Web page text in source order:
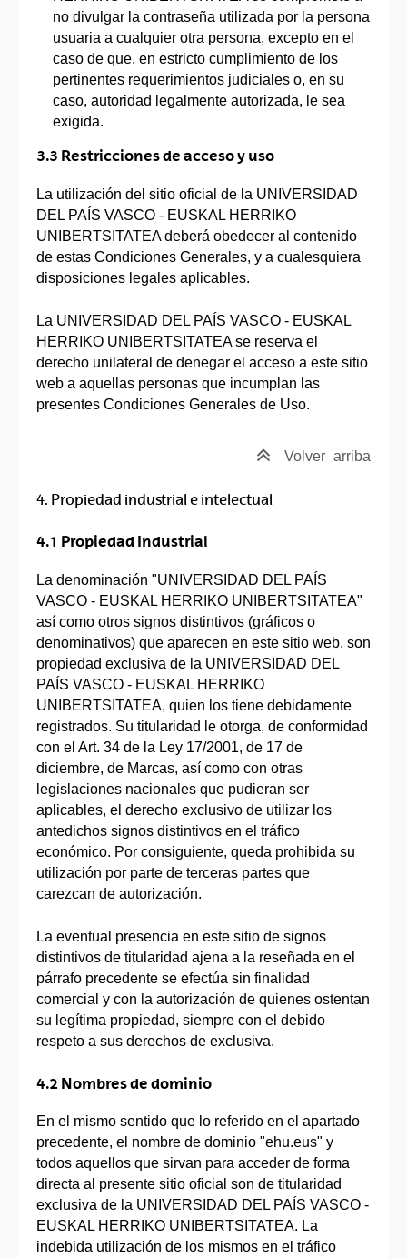
no divulgar la contraseña utilizada por la persona
usuaria a cualquier otra persona, excepto en el
caso de que, en estricto cumplimiento de los
pertinentes requerimientos judiciales o, en su
caso, autoridad legalmente autorizada, le sea
exigida.
3.3 Restricciones de acceso y uso
La utilización del sitio oficial de la UNIVERSIDAD
DEL PAÍS VASCO - EUSKAL HERRIKO
UNIBERTSITATEA deberá obedecer al contenido
de estas Condiciones Generales, y a cualesquiera
disposiciones legales aplicables.
La UNIVERSIDAD DEL PAÍS VASCO - EUSKAL
HERRIKO UNIBERTSITATEA se reserva el
derecho unilateral de denegar el acceso a este sitio
web a aquellas personas que incumplan las
presentes Condiciones Generales de Uso.
Volver arriba
4. Propiedad industrial e intelectual
4.1 Propiedad Industrial
La denominación "UNIVERSIDAD DEL PAÍS
VASCO - EUSKAL HERRIKO UNIBERTSITATEA"
así como otros signos distintivos (gráficos o
denominativos) que aparecen en este sitio web, son
propiedad exclusiva de la UNIVERSIDAD DEL
PAÍS VASCO - EUSKAL HERRIKO
UNIBERTSITATEA, quien los tiene debidamente
registrados. Su titularidad le otorga, de conformidad
con el Art. 34 de la Ley 17/2001, de 17 de
diciembre, de Marcas, así como con otras
legislaciones nacionales que pudieran ser
aplicables, el derecho exclusivo de utilizar los
antedichos signos distintivos en el tráfico
económico. Por consiguiente, queda prohibida su
utilización por parte de terceras partes que
carezcan de autorización.
La eventual presencia en este sitio de signos
distintivos de titularidad ajena a la reseñada en el
párrafo precedente se efectúa sin finalidad
comercial y con la autorización de quienes ostentan
su legítima propiedad, siempre con el debido
respeto a sus derechos de exclusiva.
4.2 Nombres de dominio
En el mismo sentido que lo referido en el apartado
precedente, el nombre de dominio "ehu.eus" y
todos aquellos que sirvan para acceder de forma
directa al presente sitio oficial son de titularidad
exclusiva de la UNIVERSIDAD DEL PAÍS VASCO -
EUSKAL HERRIKO UNIBERTSITATEA. La
indebida utilización de los mismos en el tráfico